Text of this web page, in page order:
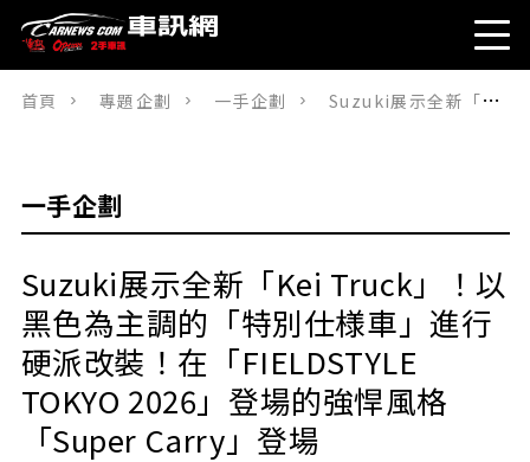
首頁 專題企劃 一手企劃 Suzuki展示全新「Kei Truck」！以黑色為主調的「特別仕様車」進行硬派改裝！在「FIELDSTYLE TOKYO 2026」登場的強悍風格「Super Carry」登場
一手企劃
Suzuki展示全新「Kei Truck」！以
黑色為主調的「特別仕様車」進行
硬派改裝！在「FIELDSTYLE
TOKYO 2026」登場的強悍風格
「Super Carry」登場